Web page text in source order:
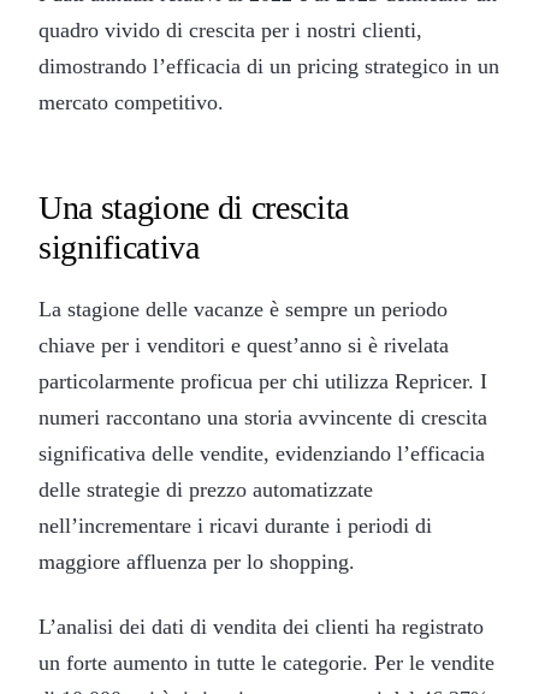
quadro vivido di crescita per i nostri clienti,
dimostrando l’efficacia di un pricing strategico in un
mercato competitivo.
Una stagione di crescita
significativa
La stagione delle vacanze è sempre un periodo
chiave per i venditori e quest’anno si è rivelata
particolarmente proficua per chi utilizza Repricer. I
numeri raccontano una storia avvincente di crescita
significativa delle vendite, evidenziando l’efficacia
delle strategie di prezzo automatizzate
nell’incrementare i ricavi durante i periodi di
maggiore affluenza per lo shopping.
L’analisi dei dati di vendita dei clienti ha registrato
un forte aumento in tutte le categorie. Per le vendite